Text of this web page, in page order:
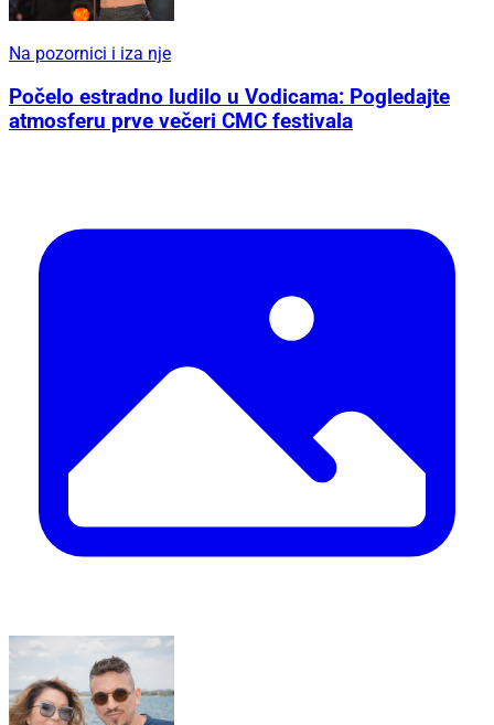
Na pozornici i iza nje
Počelo estradno ludilo u Vodicama: Pogledajte
atmosferu prve večeri CMC festivala